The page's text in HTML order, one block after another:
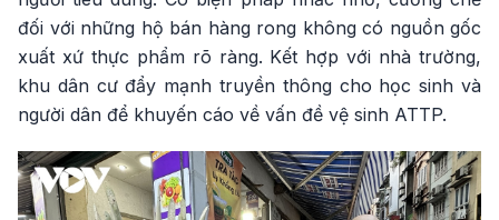
đối với những hộ bán hàng rong không có nguồn gốc
xuất xứ thực phẩm rõ ràng. Kết hợp với nhà trường,
khu dân cư đẩy mạnh truyền thông cho học sinh và
người dân để khuyến cáo về vấn đề vệ sinh ATTP.